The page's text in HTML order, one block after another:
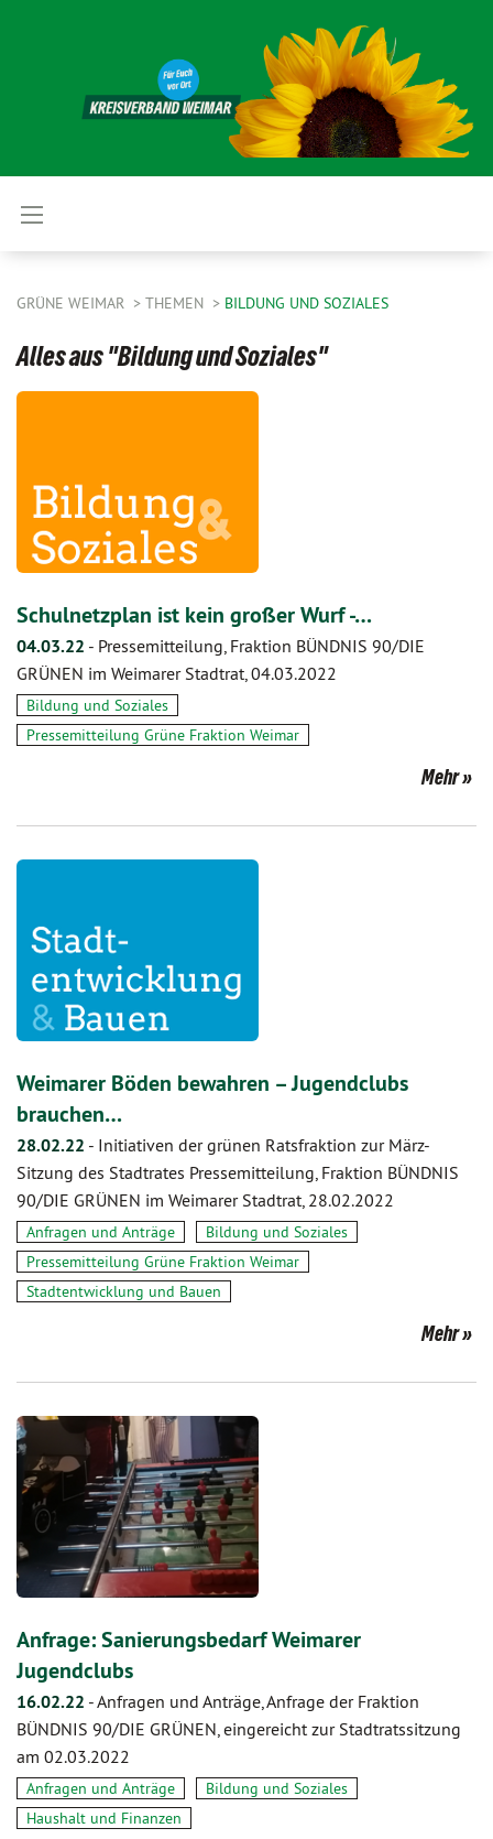
GRÜNE WEIMAR THEMEN BILDUNG UND SOZIALES
Alles aus "Bildung und Soziales"
Schulnetzplan ist kein großer Wurf -…
04.03.22 - Pressemitteilung, Fraktion BÜNDNIS 90/DIE
GRÜNEN im Weimarer Stadtrat, 04.03.2022
Bildung und Soziales
Pressemitteilung Grüne Fraktion Weimar
Mehr
Weimarer Böden bewahren – Jugendclubs
brauchen…
28.02.22 - Initiativen der grünen Ratsfraktion zur März-
Sitzung des Stadtrates Pressemitteilung, Fraktion BÜNDNIS
90/DIE GRÜNEN im Weimarer Stadtrat, 28.02.2022
Anfragen und Anträge
Bildung und Soziales
Pressemitteilung Grüne Fraktion Weimar
Stadtentwicklung und Bauen
Mehr
Anfrage: Sanierungsbedarf Weimarer
Jugendclubs
16.02.22 -Anfragen und Anträge, Anfrage der Fraktion
BÜNDNIS 90/DIE GRÜNEN, eingereicht zur Stadtratssitzung
am 02.03.2022
Anfragen und Anträge
Bildung und Soziales
Haushalt und Finanzen